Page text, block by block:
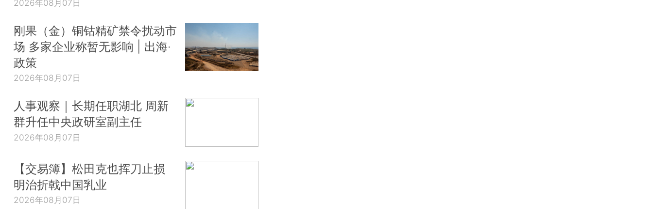
2026年08月07日
刚果（金）铜钴精矿禁令扰动市
场 多家企业称暂无影响 | 出海·
政策
2026年08月07日
人事观察｜长期任职湖北 周新
群升任中央政研室副主任
2026年08月07日
【交易簿】松田克也挥刀止损
明治折戟中国乳业
2026年08月07日